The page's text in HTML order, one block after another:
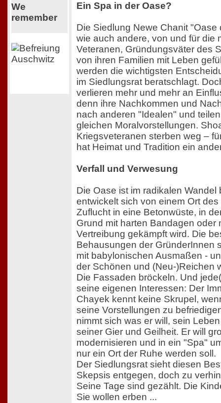
We
remember
Ein Spa in der Oase?
Die Siedlung Newe Chanit "Oase
wie auch andere, von und für die
Veteranen, Gründungsväter des
von ihren Familien mit Leben
werden die wichtigsten
im Siedlungsrat beratschlagt.
verlieren mehr und mehr an
denn ihre Nachkommen und
nach anderen "Idealen" und
gleichen Moralvorstellungen.
Kriegsveteranen sterben weg –
hat Heimat und Tradition ein
Verfall und Verwesung
Die Oase ist im radikalen Wandel
entwickelt sich von einem Ort
Zuflucht in eine Betonwüste, in
Grund mit harten Bandagen oder
Vertreibung gekämpft wird. Die
Behausungen der GründerInnen
mit babylonischen Ausmaßen -
der Schönen und (Neu-)Reichen
Die Fassaden bröckeln. Und
seine eigenen Interessen: Der
Chayek kennt keine Skrupel,
seine Vorstellungen zu
nimmt sich was er will, sein
seiner Gier und Geilheit. Er will
modernisieren und in ein "Spa"
nur ein Ort der Ruhe werden soll.
Der Siedlungsrat sieht diesen
Skepsis entgegen, doch zu
Seine Tage sind gezählt. Die
Sie wollen erben ...